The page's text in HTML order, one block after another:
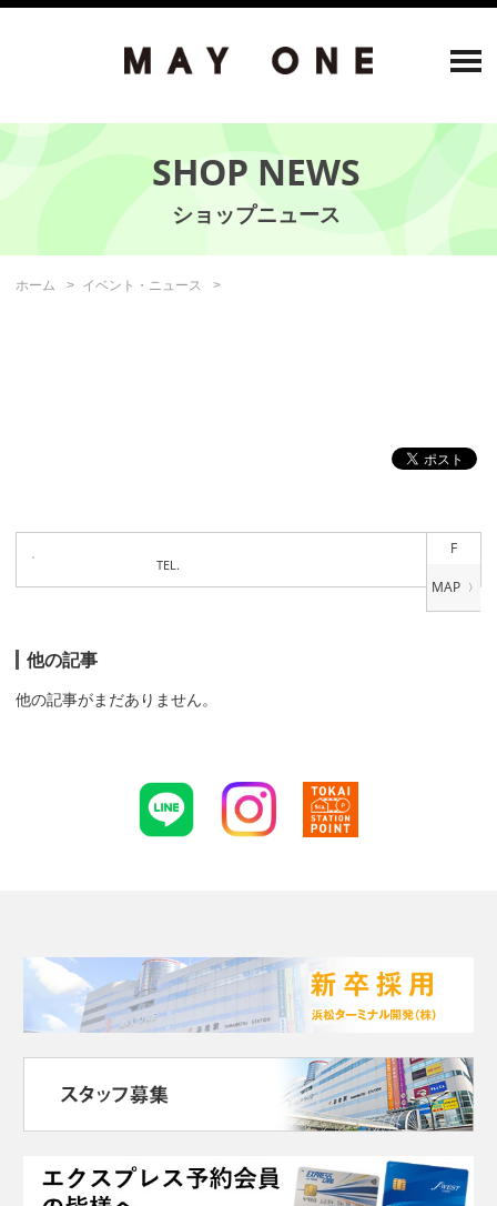
SHOP NEWS
ホーム イベント・ニュース
F
TEL.
他の記事
他の記事がまだありません。